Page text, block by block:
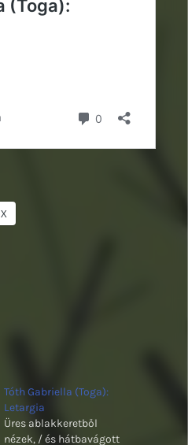
X
Tóth Gabriella (Toga):
Letargia
Üres ablakkeretből
nézek, / és hátbavágott